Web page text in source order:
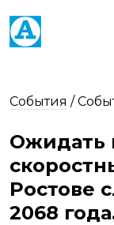
События /
Ожидать
Ростове
2068